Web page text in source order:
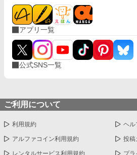
アプリ一覧
公式SNS一覧
ご利用について
利用規約 ヘル
アルファコイン利用規約 投稿
レンタルサービス利用規約 プラ